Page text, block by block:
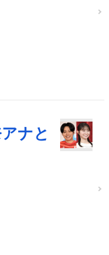
ナと